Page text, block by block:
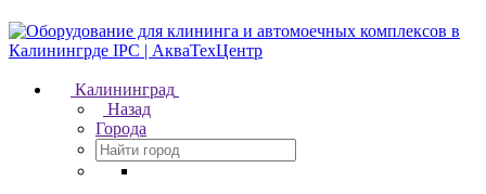
Калининград
Назад
Города